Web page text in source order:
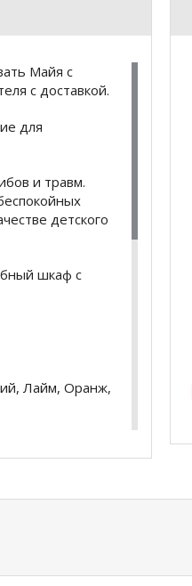
Майя с
с доставкой.
для
и травм.
детского
шкаф с
Лайм, Оранж,